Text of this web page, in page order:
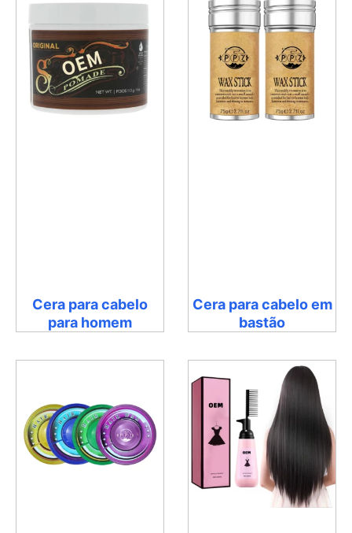
Cera para cabelo
para homem
Cera para cabelo em
bastão